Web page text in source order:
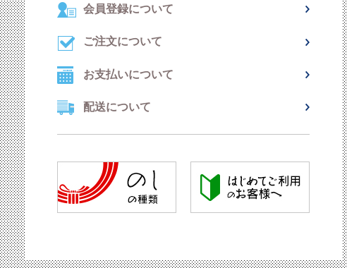
会員登録について
ご注文について
お支払いについて
配送について